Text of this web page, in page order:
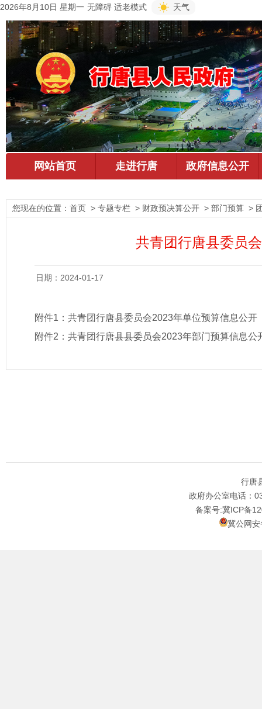
2026年8月10日 星期一 无障碍 适老模式 天气
您现在的位置： 首页 > 专题专栏 > 财政预决算公开 > 部门预算 >
共青团行唐县委员
日期：2024-01-17
附件1： 共青团行唐县委员会2023年单位预算信息公开
附件2： 共青团行唐县县委员会2023年部门预算信息公